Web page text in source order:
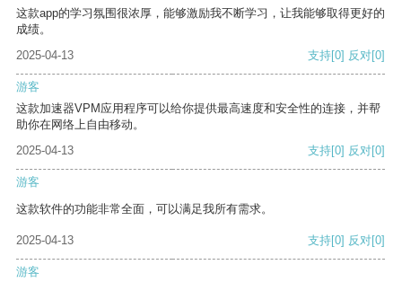
这款app的学习氛围很浓厚，能够激励我不断学习，让我能够取得更好的
成绩。
2025-04-13
支持[0] 反对[0]
游客
这款加速器VPM应用程序可以给你提供最高速度和安全性的连接，并帮
助你在网络上自由移动。
2025-04-13
支持[0] 反对[0]
游客
这款软件的功能非常全面，可以满足我所有需求。
2025-04-13 支持[0] 反对[0]
游客